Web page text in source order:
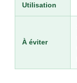
Utilisation
À éviter